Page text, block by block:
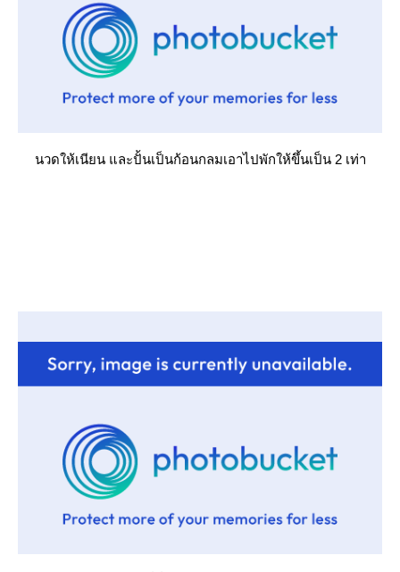
นวดให้เนียน และปั้นเป็นก้อนกลมเอาไปพักให้ขึ้นเป็น 2 เท่า